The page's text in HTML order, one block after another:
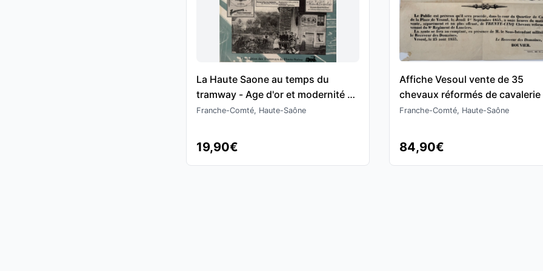
La Haute Saone au temps du
tramway - Age d'or et modernité -
Pascal Magnin
Franche-Comté, Haute-Saône
19,90€
Affiche Vesoul vente de 35
chevaux réformés de
la place de Vesoul en 1853
Franche-Comté, Haute-Saône
84,90€